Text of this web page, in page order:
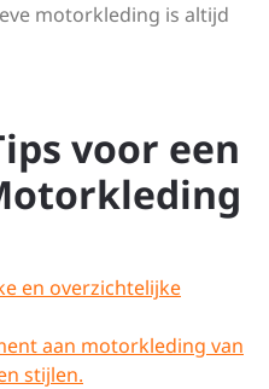
motorkleding is altijd
voor een
en overzichtelijke
aan motorkleding van
stijlen.